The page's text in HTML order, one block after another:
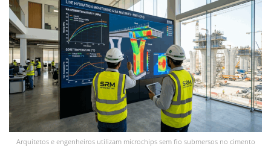
Arquitetos e engenheiros utilizam microchips sem fio submersos no cimento